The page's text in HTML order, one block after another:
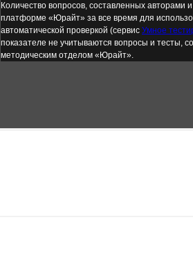
Количество вопросов, составленных авторами
платформе «Юрайт» за все время для
автоматической проверкой (сервис Умное
показателе не учитываются вопросы и тесты,
методическим отделом «Юрайт».